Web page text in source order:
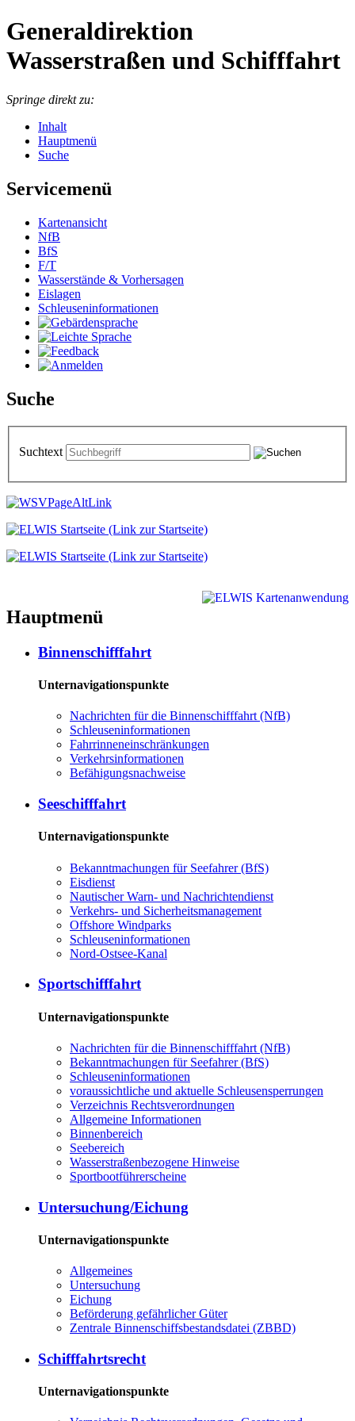
Generaldirektion
Wasserstraßen und Schifffahrt
Springe direkt zu:
Inhalt
Hauptmenü
Suche
Servicemenü
Kartenansicht
NfB
BfS
F/T
Wasserstände & Vorhersagen
Eislagen
Schleuseninformationen
Suche
Suchtext
Hauptmenü
Binnenschifffahrt
Unternavigationspunkte
Nachrichten für die Binnenschifffahrt (NfB)
Schleuseninformationen
Fahrrinneneinschränkungen
Verkehrsinformationen
Befähigungsnachweise
Seeschifffahrt
Unternavigationspunkte
Bekanntmachungen für Seefahrer (BfS)
Eisdienst
Nautischer Warn- und Nachrichtendienst
Verkehrs- und Sicherheitsmanagement
Offshore Windparks
Schleuseninformationen
Nord-Ostsee-Kanal
Sportschifffahrt
Unternavigationspunkte
Nachrichten für die Binnenschifffahrt (NfB)
Bekanntmachungen für Seefahrer (BfS)
Schleuseninformationen
voraussichtliche und aktuelle Schleusensperrungen
Verzeichnis Rechtsverordnungen
Allgemeine Informationen
Binnenbereich
Seebereich
Wasserstraßenbezogene Hinweise
Sportbootführerscheine
Untersuchung/Eichung
Unternavigationspunkte
Allgemeines
Untersuchung
Eichung
Beförderung gefährlicher Güter
Zentrale Binnenschiffsbestandsdatei (ZBBD)
Schifffahrtsrecht
Unternavigationspunkte